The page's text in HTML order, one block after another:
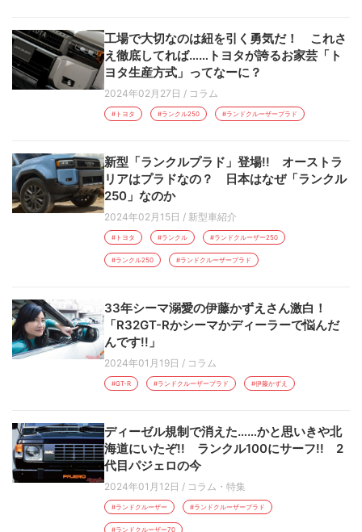
工場で大切なのは紐を引く勇気だ！ これさ
え徹底してれば……トヨタが誇るお家芸「ト
ヨタ生産方式」ってなーに？
2024年02月27日 / コラム
#トヨタ #ランクル250 #ランドクルーザープラド
新型「ランクルプラド」登場!! オーストラ
リアはプラドなの？ 日本はなぜ「ランクル
250」なのか
2024年02月15日 / 新型車紹介
#トヨタ #ランクル #ランドクルーザー250
#ランクル250 #ランドクルーザープラド
33年シーマ溺愛の伊藤かずえさん激白！
「R32GT-Rかシーマかディーラーで悩んだ
んです!!」
2024年01月19日 / コラム
#GT-R #ランドクルーザープラド #伊藤かずえ
ディーゼル規制で消えた……かと思いきや北
海道にいたぞ!! ランクル100にサーフ!! 2
代目パジェロの今
2024年01月12日 / コラム・特集
#ランドクルーザー #ランドクルーザープラド
#ランドクルーザー70